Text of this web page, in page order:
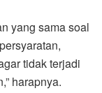
yang sama soal
tidak terjadi
harapnya.